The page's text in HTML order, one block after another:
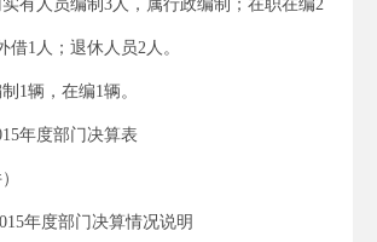
实有人员编制3人，属行政编制；在职在编2
借1人；退休人员2人。
1辆，在编1辆。
年度部门决算表
年度部门决算情况说明